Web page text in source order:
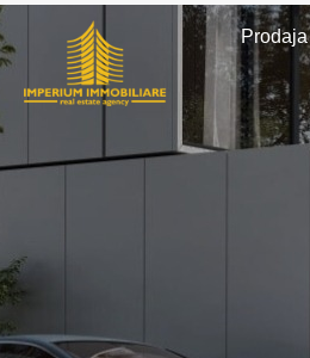
Prodaja